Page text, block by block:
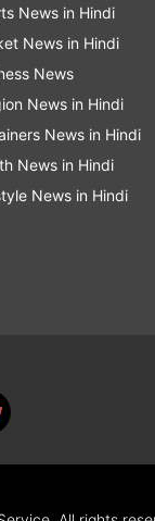
News in Hindi
News in Hindi
News
News in Hindi
News in Hindi
News in Hindi
News in Hindi